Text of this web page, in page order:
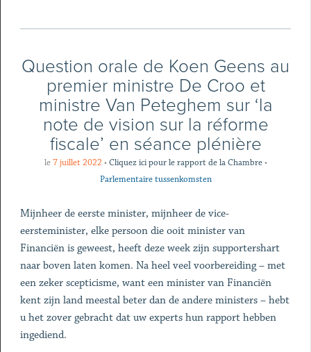
Question orale de Koen Geens au
premier ministre De Croo et
ministre Van Peteghem sur ‘la
note de vision sur la réforme
fiscale’ en séance plénière
le 7 juillet 2022 •Cliquez ici pour le rapport de la Chambre •
Parlementaire tussenkomsten
Mijnheer de eerste minister, mijnheer de vice-
eersteminister, elke persoon die ooit minister van
Financiën is geweest, heeft deze week zijn supportershart
naar boven laten komen. Na heel veel voorbereiding – met
een zeker scepticisme, want een minister van Financiën
kent zijn land meestal beter dan de andere ministers – hebt
u het zover gebracht dat uw experts hun rapport hebben
ingediend.